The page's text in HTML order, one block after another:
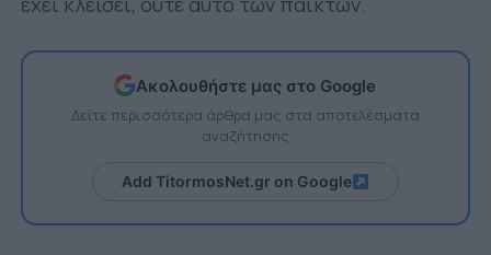
Ακολουθήστε μας στο Google
Δείτε περισσότερα άρθρα μας στα αποτελέσματα
αναζήτησης
Add TitormosNet.gr on Google